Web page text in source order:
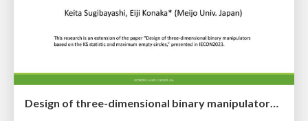
Design of three-dimensional binary manipulators for pick-and-place task avoiding obstacles (IECON2024)